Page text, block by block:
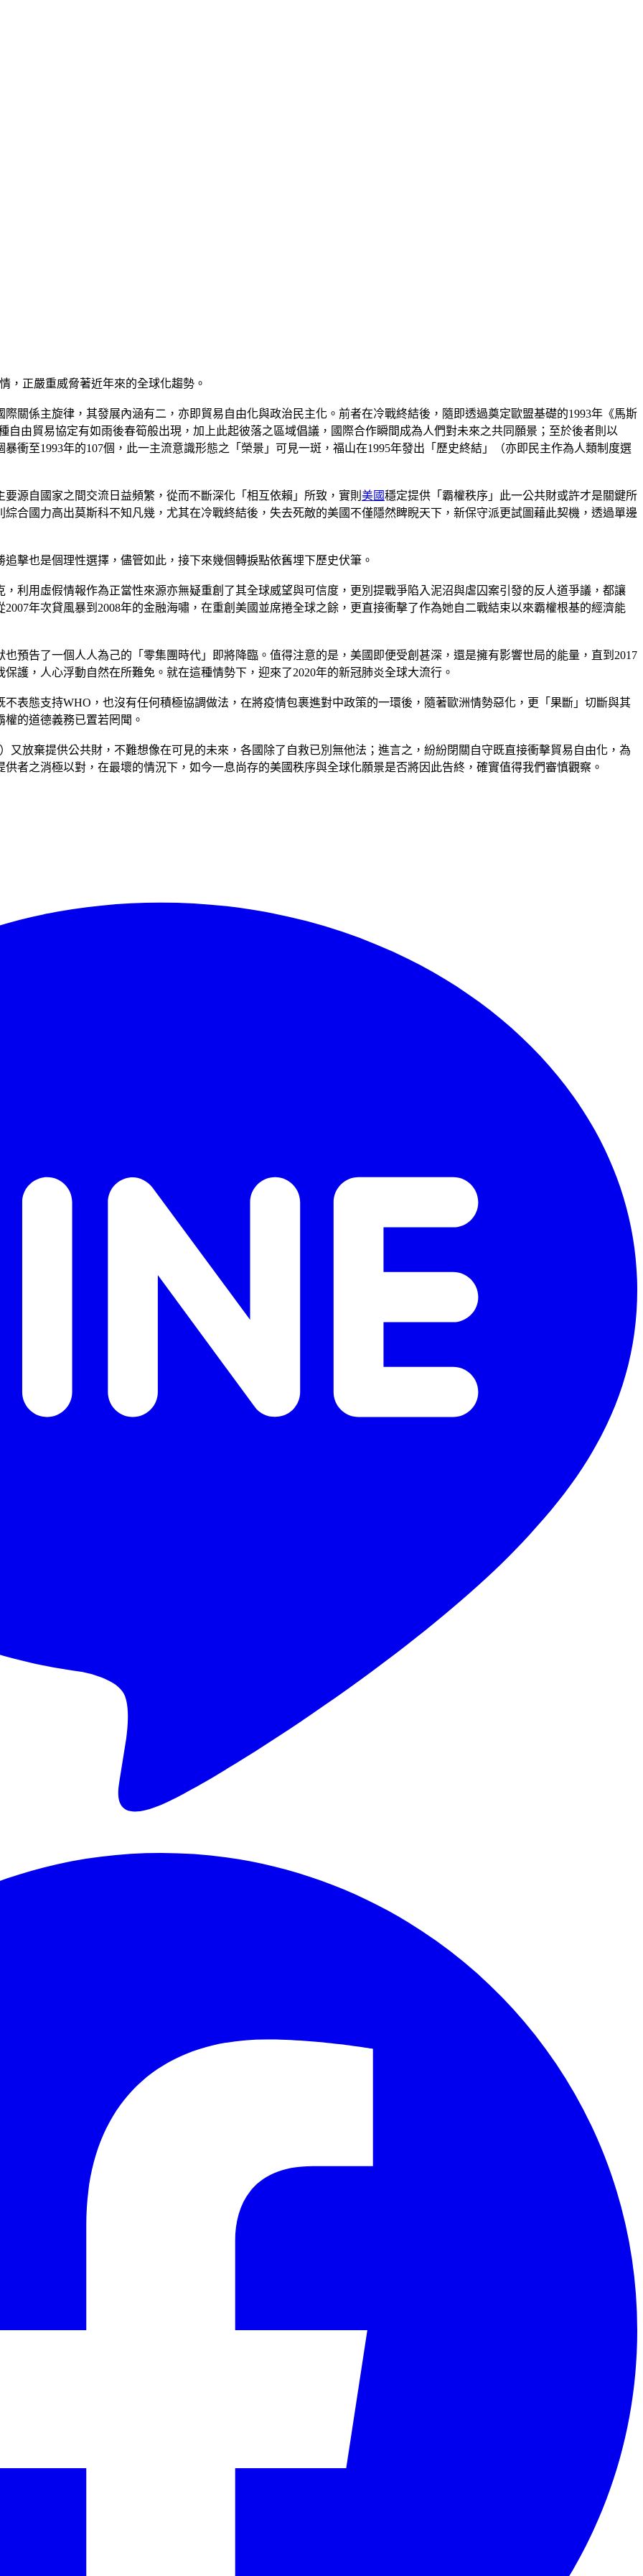
，正嚴重威脅著近年來的全球化趨勢。
關係主旋律，其發展內涵有二，亦即貿易自由化與政治民主化。前者在冷戰終結後，隨即透過奠定歐盟基礎的1993年《馬斯
自由貿易協定有如雨後春筍般出現，加上此起彼落之區域倡議，國際合作瞬間成為人們對未來之共同願景；至於後者則以
衝至1993年的107個，此一主流意識形態之「榮景」可見一斑，福山在1995年發出「歷史終結」（亦即民主作為人類制度選
源自國家之間交流日益頻繁，從而不斷深化「相互依賴」所致，實則 美國穩定提供「霸權秩序」此一公共財或許才是關鍵所
合國力高出莫斯科不知凡幾，尤其在冷戰終結後，失去死敵的美國不僅隱然睥睨天下，新保守派更試圖藉此契機，透過單邊
擊也是個理性選擇，儘管如此，接下來幾個轉捩點依舊埋下歷史伏筆。
利用虛假情報作為正當性來源亦無疑重創了其全球威望與可信度，更別提戰爭陷入泥沼與虐囚案引發的反人道爭議，都讓
年次貸風暴到2008年的金融海嘯，在重創美國並席捲全球之餘，更直接衝擊了作為她自二戰結束以來霸權根基的經濟能
預告了一個人人為己的「零集團時代」即將降臨。值得注意的是，美國即便受創甚深，還是擁有影響世局的能量，直到2017
護，人心浮動自然在所難免。就在這種情勢下，迎來了2020年的新冠肺炎全球大流行。
表態支持WHO，也沒有任何積極協調做法，在將疫情包裹進對中政策的一環後，隨著歐洲情勢惡化，更「果斷」切斷與其
的道德義務已置若罔聞。
又放棄提供公共財，不難想像在可見的未來，各國除了自救已別無他法；進言之，紛紛閉關自守既直接衝擊貿易自由化，為
者之消極以對，在最壞的情況下，如今一息尚存的美國秩序與全球化願景是否將因此告終，確實值得我們審慎觀察。